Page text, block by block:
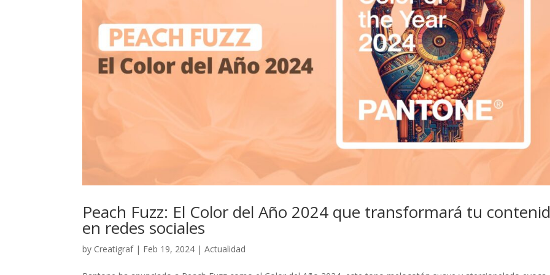
Peach Fuzz: El Color del Año 2024 que transformará tu
en redes sociales
by Creatigraf| Feb 19, 2024 |Actualidad